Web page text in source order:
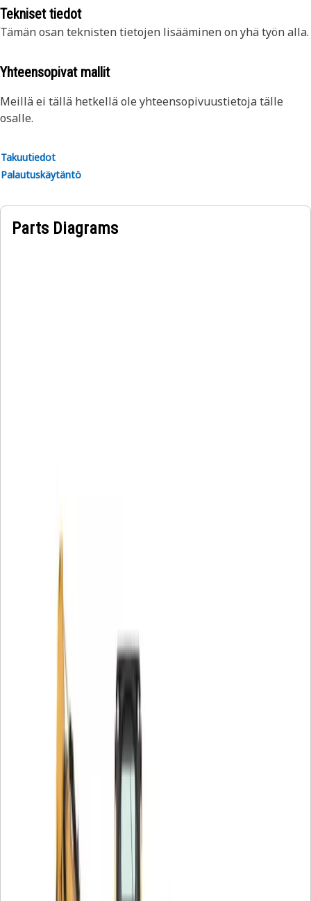
Tekniset tiedot
Tämän osan teknisten tietojen lisääminen on yhä työn alla.
Yhteensopivat mallit
Meillä ei tällä hetkellä ole yhteensopivuustietoja tälle
osalle.
Takuutiedot
Palautuskäytäntö
Parts Diagrams